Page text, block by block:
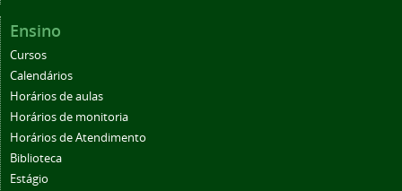
Ensino
Cursos
Calendários
Horários de aulas
Horários de monitoria
Horários de Atendimento
Biblioteca
Estágio